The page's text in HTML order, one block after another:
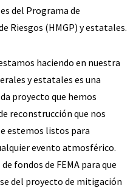
del Programa de
Riesgos (HMGP) y estatales.
haciendo en nuestra
y estatales es una
proyecto que hemos
reconstrucción que nos
estemos listos para
evento atmosférico.
fondos de FEMA para que
del proyecto de mitigación